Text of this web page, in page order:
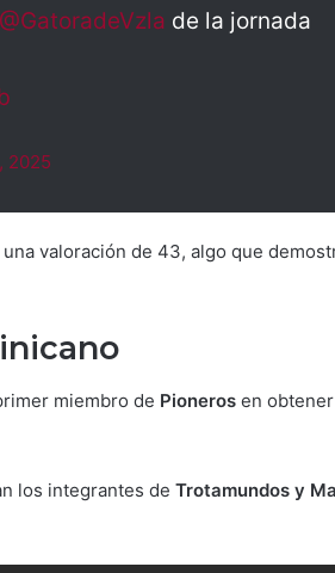
@GatoradeVzla de la jornada
2025
valoración de 43, algo que
miembro de Pioneros en
los integrantes de Trotamundos y